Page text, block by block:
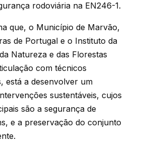
rodoviária na EN246-1.
que, o Município de Marvão,
de Portugal e o Instituto da
Natureza e das Florestas
com técnicos
está a desenvolver um
sustentáveis, cujos
são a segurança de
e a preservação do conjunto